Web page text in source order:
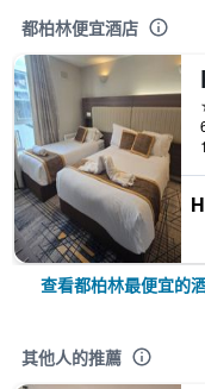
都柏林便宜酒店
查看都柏林最便宜的
其他人的推薦